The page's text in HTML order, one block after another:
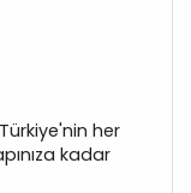
her
kadar